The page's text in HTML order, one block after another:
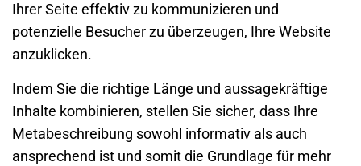
Ihrer Seite effektiv zu kommunizieren und
potenzielle Besucher zu überzeugen, Ihre Website
anzuklicken.
Indem Sie die richtige Länge und aussagekräftige
Inhalte kombinieren, stellen Sie sicher, dass Ihre
Metabeschreibung sowohl informativ als auch
ansprechend ist und somit die Grundlage für mehr